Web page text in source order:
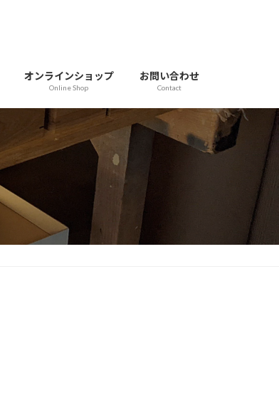
オンラインショップ
Online Shop
お問い合わせ
Contact